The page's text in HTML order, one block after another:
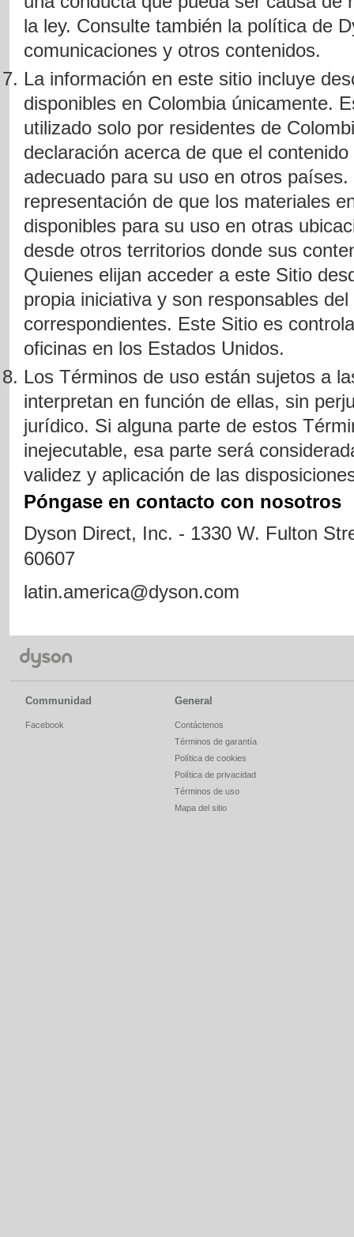
la ley. Consulte también la política de
comunicaciones y otros contenidos.
La información en este sitio incluye
disponibles en Colombia únicamente.
utilizado solo por residentes de
declaración acerca de que el
adecuado para su uso en otros
representación de que los materiales
disponibles para su uso en otras
desde otros territorios donde sus
Quienes elijan acceder a este Sitio
propia iniciativa y son responsables
correspondientes. Este Sitio es
oficinas en los Estados Unidos.
Los Términos de uso están sujetos a
interpretan en función de ellas, sin
jurídico. Si alguna parte de estos
inejecutable, esa parte será
validez y aplicación de las
Póngase en contacto con nosotros
Dyson Direct, Inc. - 1330 W. Fulton
60607
latin.america@dyson.com
Communidad
Facebook
General
Contáctenos
Términos de garantía
Política de cookies
Política de privacidad
Términos de uso
Mapa del sitio